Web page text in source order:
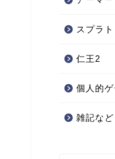
スプラ
仁王2
個人的
雑記など